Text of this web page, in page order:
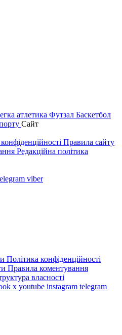
атлетика Футзал Баскетбол
Сайт
Правила сайту
Редакційна політика
viber
Політика конфіденційності
Правила коментування
власності
x youtube instagram telegram